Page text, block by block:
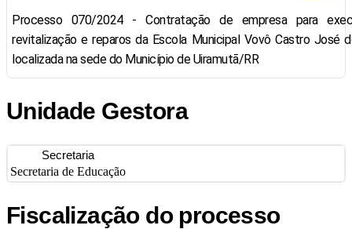
Processo 070/2024 - Contratação de empresa para
revitalização e reparos da Escola Municipal Vovô Castro José
localizada na sede do Município de Uiramutã/RR
Unidade Gestora
Secretaria
Secretaria de Educação
Fiscalização do processo